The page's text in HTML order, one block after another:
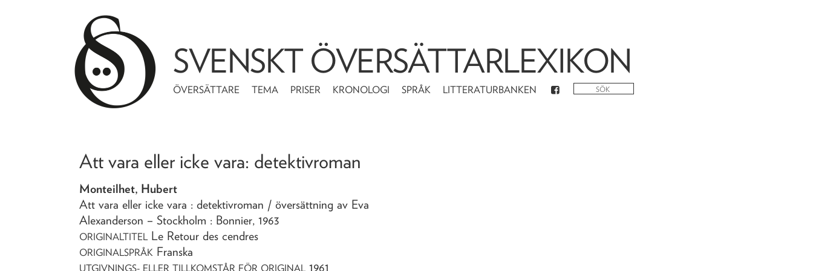
SVENSKT ÖVERSÄTTARLEXIKON
ÖVERSÄTTARE TEMA PRISER KRONOLOGI SPRÅK LITTERATURBANKEN
Att vara eller icke vara: detektivroman
Monteilhet, Hubert
Att vara eller icke vara : detektivroman / översättning av Eva
Alexanderson – Stockholm : Bonnier,1963
ORIGINALTITEL Le Retour des cendres
ORIGINALSPRÅK Franska
UTGIVNINGS- ELLER TILLKOMSTÅR FÖR ORIGINAL 1961